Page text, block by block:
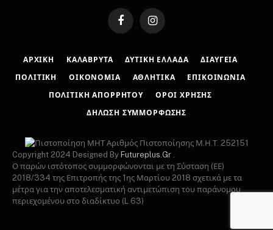
FacebookInstagram
ΑΡΧΙΚΉ ΚΑΛΆΒΡΥΤΑ ΔΥΤΙΚΉ ΕΛΛΆΔΑ ΔΙΑΎΓΕΙΑ
ΠΟΛΙΤΙΚΉ ΟΙΚΟΝΟΜΊΑ ΑΘΛΗΤΙΚΆ ΕΠΙΚΟΙΝΩΝΊΑ
ΠΟΛΙΤΙΚΉ ΑΠΟΡΡΉΤΟΥ ΌΡΟΙ ΧΡΉΣΗΣ
ΔΉΛΩΣΗ ΣΥΜΜΌΡΦΩΣΗΣ
Αριθμός Πιστοποίησης Μ.Η.Τ. 252151
Copyright 2024 Designed By Futureplus.Gr
Ο παρών ιστότοπος συμμορφώνονται με τη Σύσταση (ΕΕ)
2018/334 της Επιτροπής της 1ης Μαρτίου 2018 σχετικά με τα
μέτρα για την αποτελεσματική αντιμετώπιση του παράνομου
περιεχομένου στο διαδίκτυο (L 63)